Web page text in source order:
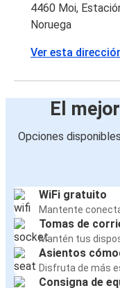
4460 Moi,
Noruega
Ver esta
El
Opciones
WiFi gratuito
Mantente
Tomas de
Mantén tus
Asientos
Disfruta de más
Consigna de